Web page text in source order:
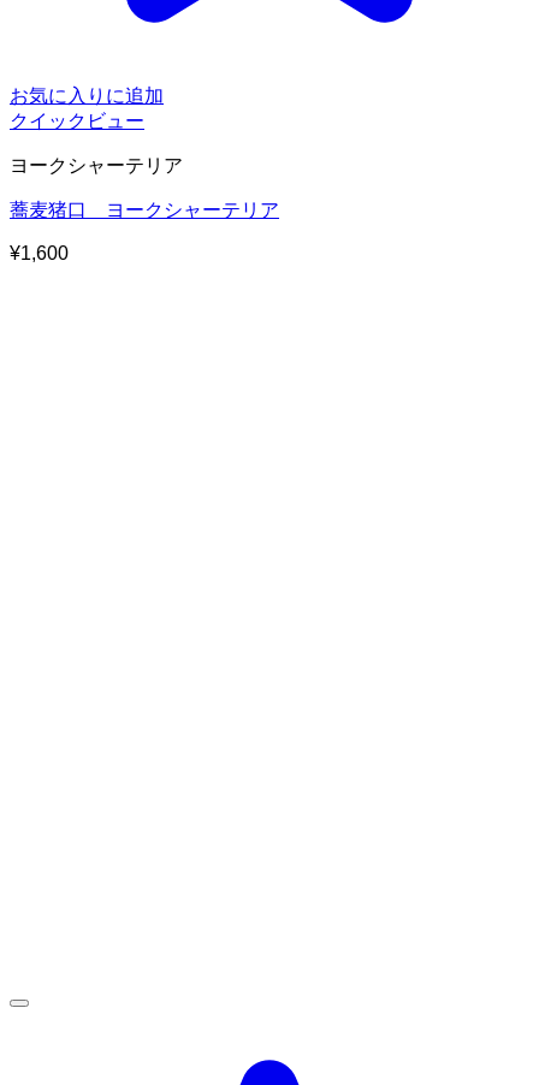
お気に入りに追加
クイックビュー
ヨークシャーテリア
蕎麦猪口 ヨークシャーテリア
¥1,600